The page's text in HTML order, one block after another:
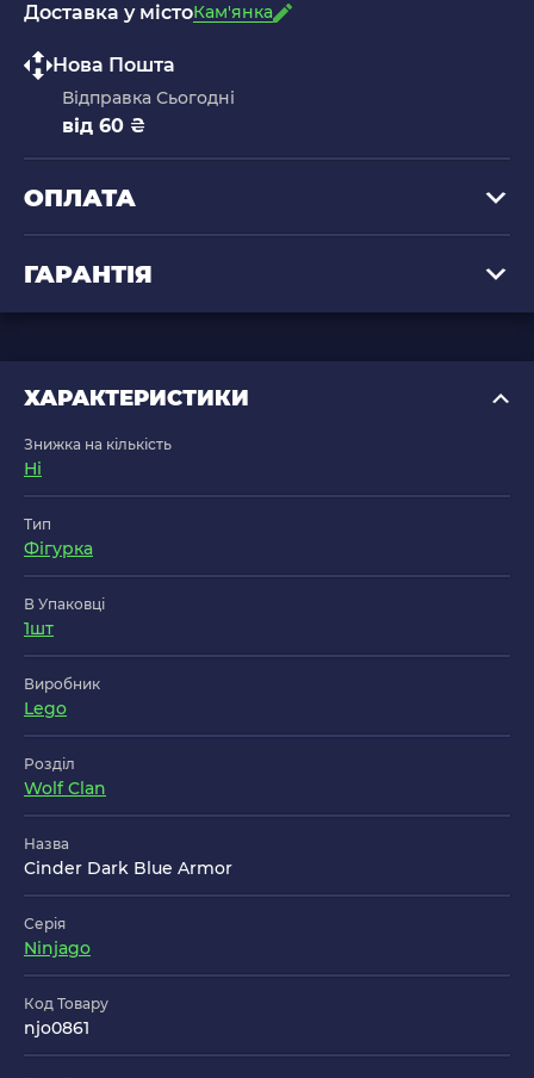
Доставка у містоКам'янка
Нова Пошта
Відправка Сьогодні
від 60 ₴
ОПЛАТА
ГАРАНТІЯ
ХАРАКТЕРИСТИКИ
Знижка на кількість
Ні
Тип
Фігурка
В Упаковці
1шт
Виробник
Lego
Розділ
Wolf Clan
Назва
Cinder Dark Blue Armor
Серія
Ninjago
Код Товару
njo0861